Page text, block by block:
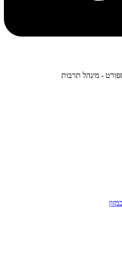
- מינהל תרבות